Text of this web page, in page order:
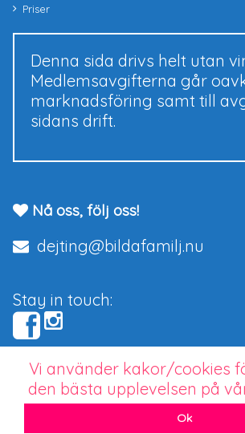
Priser
Denna sida drivs helt utan
Medlemsavgifterna går
marknadsföring samt till
sidans drift.
Nå oss, följ oss!
dejting@bildafamilj.nu
Stay in touch:
Copyright © 2026
Seriös dejting för
Vi använder kakor/cookies
den bästa upplevelsen på
Ok